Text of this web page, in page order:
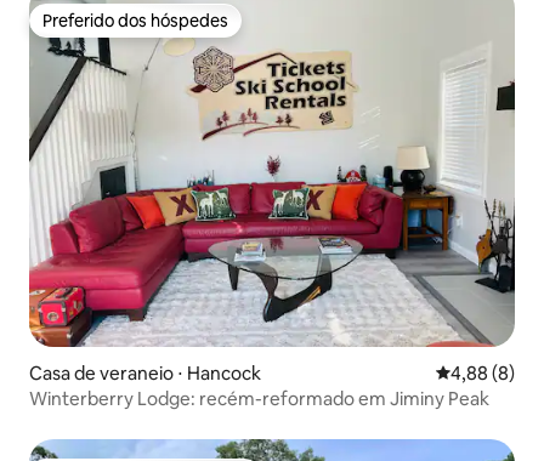
Preferido dos hóspedes
Preferido dos hóspedes
Casa de veraneio ⋅ Hancock 4,88 de uma
4,88 (8)
Winterberry Lodge: recém-reformado em Jiminy Peak